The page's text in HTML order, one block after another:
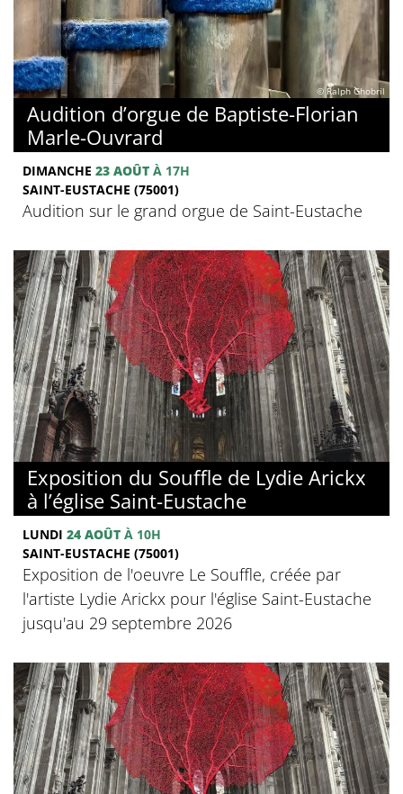
© Ralph Ghobril
Audition d’orgue de Baptiste-Florian
Marle-Ouvrard
DIMANCHE 23 AOÛT À 17H
SAINT-EUSTACHE (75001)
Audition sur le grand orgue de Saint-Eustache
Exposition du Souffle de Lydie Arickx
à l’église Saint-Eustache
LUNDI 24 AOÛT À 10H
SAINT-EUSTACHE (75001)
Exposition de l'oeuvre Le Souffle, créée par
l'artiste Lydie Arickx pour l'église Saint-Eustache
jusqu'au 29 septembre 2026